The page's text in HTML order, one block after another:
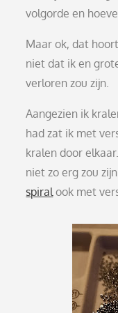
volgorde en
Maar ok, dat
niet dat ik en
verloren zou zijn.
Aangezien ik
had zat ik met
kralen door
niet zo erg zou
spiralook met